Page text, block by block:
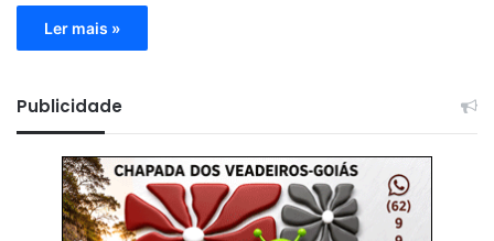
Ler mais »
Publicidade